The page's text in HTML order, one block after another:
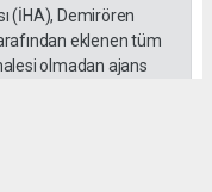
(İHA), Demirören
eklenen tüm
olmadan ajans